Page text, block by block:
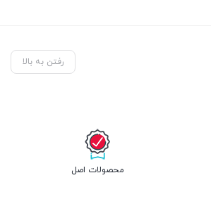
رفتن به بالا
محصولات اصل